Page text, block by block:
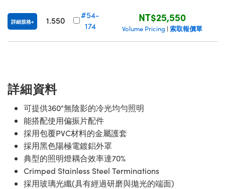
詳細規格 1.550
#54-
174
NT$25,550
Volume Pricing | 索取報價單
詳細資料
可提供360°無陰影的冷光均勻照明
能搭配使用偏振片配件
採用包覆PVC材料的金屬護套
採用黑色陽極電鍍鋁外罩
典型的照明燈耦合效率達70%
Crimped Stainless Steel Terminations
採用玻璃光纖(具有經過研磨與拋光的端面)